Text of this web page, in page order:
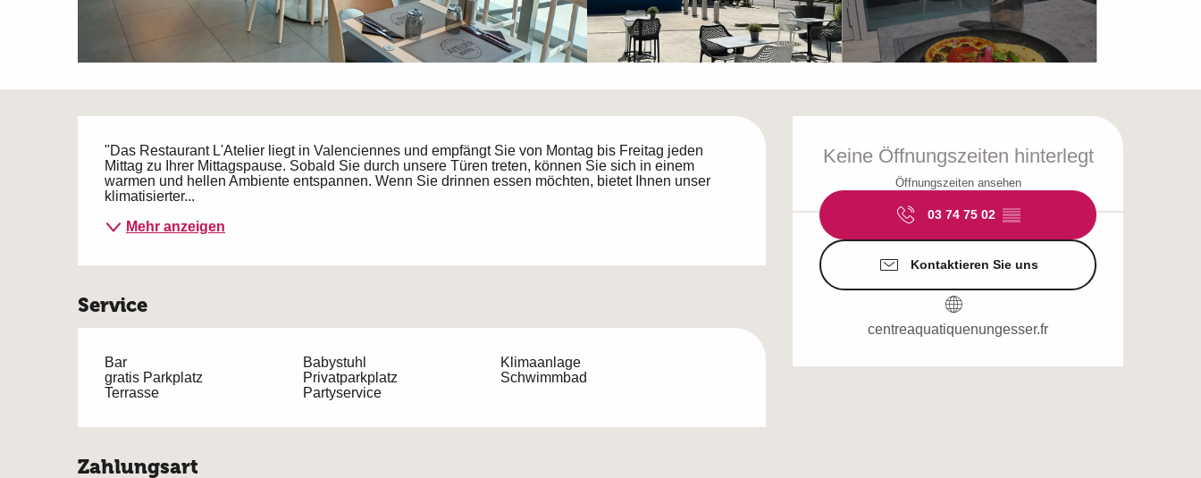
Öffnungszeiten &
Keine Öffnungszeiten hinterlegt
Öffnungszeiten ansehen
03 74 75 02 ▒▒
Kontaktieren Sie uns
centreaquatiquenungesser.fr
Beschreibung
"Das Restaurant L'Atelier liegt in Valenciennes und empfängt Sie von Montag bis Freitag jeden
Mittag zu Ihrer Mittagspause. Sobald Sie durch unsere Türen treten, können Sie sich in einem
warmen und hellen Ambiente entspannen. Wenn Sie drinnen essen möchten, bietet Ihnen unser
klimatisierter...
Mehr anzeigen
Service
Bar Babystuhl
Klimaanlage
gratis Parkplatz
Privatparkplatz
Schwimmbad
Terrasse
Partyservice
Zahlungsart